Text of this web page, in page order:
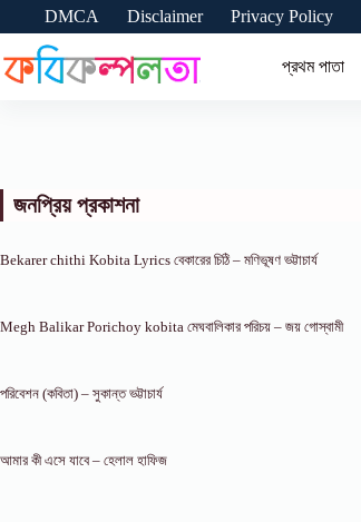
content
DMCA Disclaimer Privacy Policy
প্রথম পাতা
জনপ্রিয় প্রকাশনা
Bekarer chithi Kobita Lyrics বেকারের চিঠি – মণিভূষণ ভট্টাচার্য
Megh Balikar Porichoy kobita মেঘবালিকার পরিচয় – জয় গোস্বামী
পরিবেশন (কবিতা) – সুকান্ত ভট্টাচার্য
আমার কী এসে যাবে – হেলাল হাফিজ